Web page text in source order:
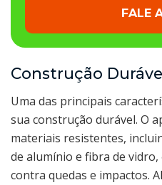
FALE
Construção Durável
Uma das principais
sua construção durável. O
materiais resistentes,
de alumínio e fibra de
contra quedas e impactos.